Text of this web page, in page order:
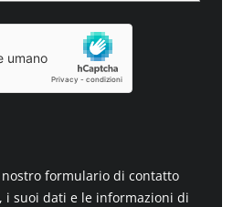
formulario di contatto
i suoi dati e le informazioni di